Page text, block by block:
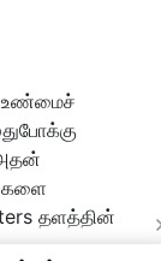
உண்மைச்
தளத்தின்